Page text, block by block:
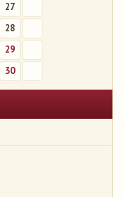
27
28
29
30